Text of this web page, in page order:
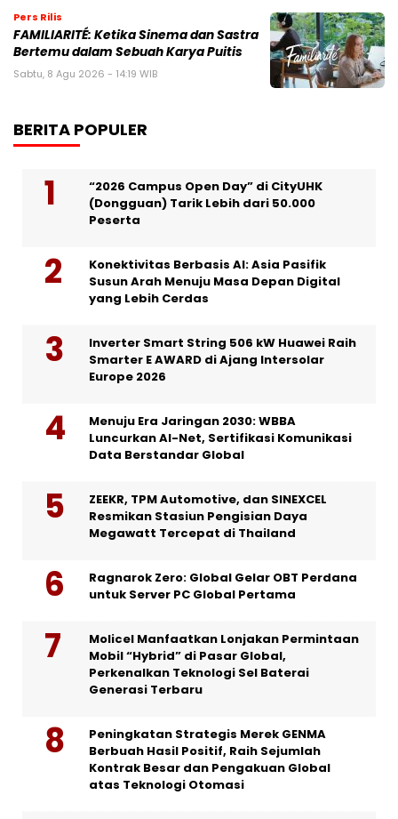
Pers Rilis
FAMILIARITÉ: Ketika Sinema dan Sastra
Bertemu dalam Sebuah Karya Puitis
Sabtu, 8 Agu 2026 - 14:19 WIB
BERITA POPULER
“2026 Campus Open Day” di CityUHK
(Dongguan) Tarik Lebih dari 50.000
Peserta
Konektivitas Berbasis AI: Asia Pasifik
Susun Arah Menuju Masa Depan Digital
yang Lebih Cerdas
Inverter Smart String 506 kW Huawei Raih
Smarter E AWARD di Ajang Intersolar
Europe 2026
Menuju Era Jaringan 2030: WBBA
Luncurkan AI-Net, Sertifikasi Komunikasi
Data Berstandar Global
ZEEKR, TPM Automotive, dan SINEXCEL
Resmikan Stasiun Pengisian Daya
Megawatt Tercepat di Thailand
Ragnarok Zero: Global Gelar OBT Perdana
untuk Server PC Global Pertama
Molicel Manfaatkan Lonjakan Permintaan
Mobil “Hybrid” di Pasar Global,
Perkenalkan Teknologi Sel Baterai
Generasi Terbaru
Peningkatan Strategis Merek GENMA
Berbuah Hasil Positif, Raih Sejumlah
Kontrak Besar dan Pengakuan Global
atas Teknologi Otomasi